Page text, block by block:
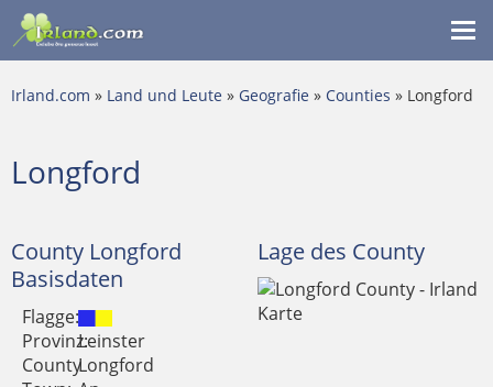
Irland.com » Land und Leute » Geografie » Counties » Longford
Longford
County Longford
Basisdaten
Flagge:
Provinz:
County
Leinster
Longford
Lage des County